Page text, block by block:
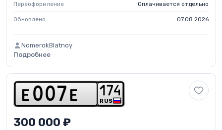
Переоформление Оплачивается отдельно
Обновлено 07.08.2026
NomerokBlatnoy
Подробнее
e 0 0 7 e RUS
1 74
300 000 ₽